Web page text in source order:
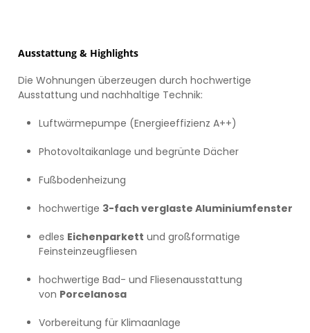
Ausstattung & Highlights
Die Wohnungen überzeugen durch hochwertige
Ausstattung und nachhaltige Technik:
Luftwärmepumpe (Energieeffizienz A++)
Photovoltaikanlage und begrünte Dächer
Fußbodenheizung
hochwertige 3-fach verglaste Aluminiumfenster
edles Eichenparkett und großformatige
Feinsteinzeugfliesen
hochwertige Bad- und Fliesenausstattung
von Porcelanosa
Vorbereitung für Klimaanlage